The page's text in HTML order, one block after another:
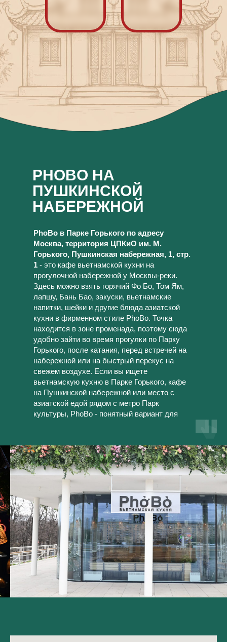
PHOBO НА
ПУШКИНСКОЙ
НАБЕРЕЖНОЙ
PhoBo в Парке Горького по адресу
Москва, территория ЦПКиО им. М.
Горького, Пушкинская набережная, 1, стр.
1 - это кафе вьетнамской кухни на
прогулочной набережной у Москвы-реки.
Здесь можно взять горячий Фо Бо, Том Ям,
лапшу, Бань Бао, закуски, вьетнамские
напитки, шейки и другие блюда азиатской
кухни в фирменном стиле PhoBo. Точка
находится в зоне променада, поэтому сюда
удобно зайти во время прогулки по Парку
Горького, после катания, перед встречей на
набережной или на быстрый перекус на
свежем воздухе. Если вы ищете
вьетнамскую кухню в Парке Горького, кафе
на Пушкинской набережной или место с
азиатской едой рядом с метро Парк
культуры, PhoBo - понятный вариант для